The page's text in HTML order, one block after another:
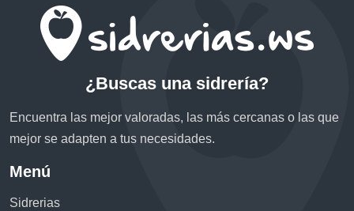
¿Buscas una sidrería?
Encuentra las mejor valoradas, las más cercanas o las que
mejor se adapten a tus necesidades.
Menú
Sidrerias